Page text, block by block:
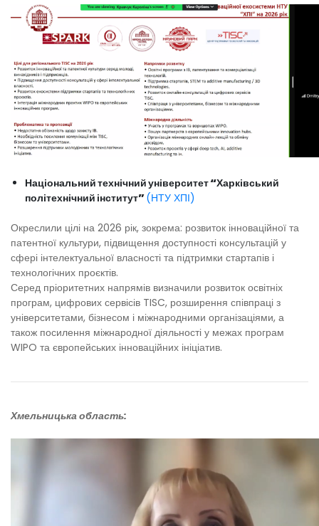
Національний технічний університет “Харківський
політехнічний інститут”(НТУ ХПІ)
Окреслили цілі на 2026 рік, зокрема: розвиток інноваційної та
патентної культури, підвищення доступності консультацій у
сфері інтелектуальної власності та підтримки стартапів і
технологічних проєктів.
Серед пріоритетних напрямів визначили розвиток освітніх
програм, цифрових сервісів TISC, розширення співпраці з
університетами, бізнесом і міжнародними організаціями, а
також посилення міжнародної діяльності у межах програм
WIPO та європейських інноваційних ініціатив.
Хмельницька область: